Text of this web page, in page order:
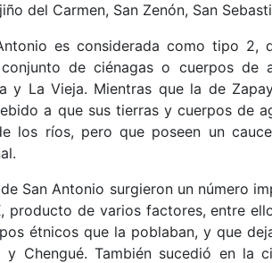
del Carmen, San Zenón, San
es considerada como tipo 2,
de ciénagas o cuerpos de
y La Vieja. Mientras que la de
a que sus tierras y cuerpos de
los ríos, pero que poseen un
San Antonio surgieron un número
producto de varios factores, entre
étnicos que la poblaban, y que
Chengué. También sucedió en la